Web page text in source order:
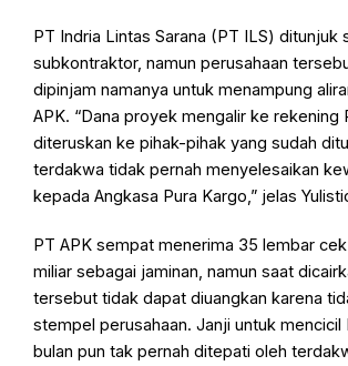
PT Indria Lintas Sarana (PT ILS) ditunjuk
subkontraktor, namun perusahaan
dipinjam namanya untuk menampung
APK. “Dana proyek mengalir ke rekening
diteruskan ke pihak-pihak yang sudah
terdakwa tidak pernah menyelesaikan
kepada Angkasa Pura Kargo,” jelas
PT APK sempat menerima 35 lembar
miliar sebagai jaminan, namun saat
tersebut tidak dapat diuangkan karena
stempel perusahaan. Janji untuk
bulan pun tak pernah ditepati oleh